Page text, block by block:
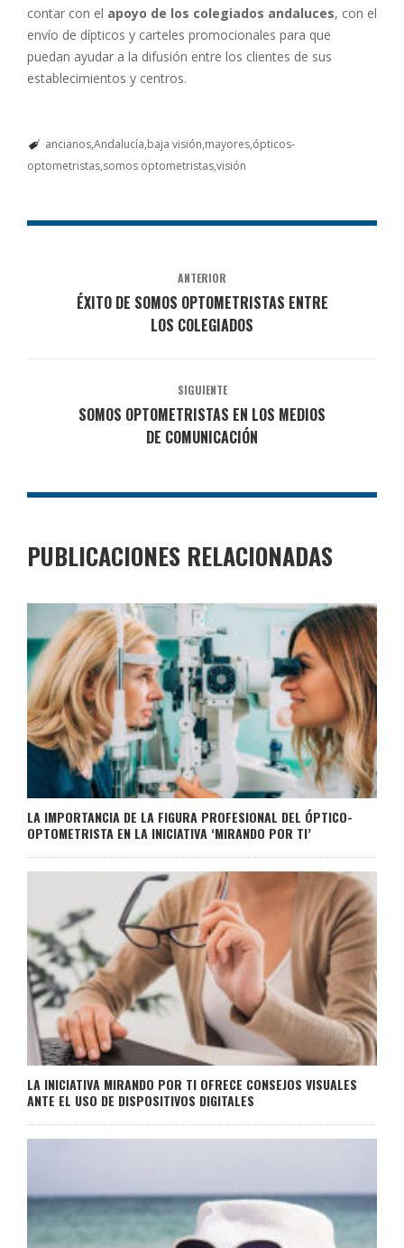
contar con el apoyo de los colegiados andaluces, con el
envío de dípticos y carteles promocionales para que
puedan ayudar a la difusión entre los clientes de sus
establecimientos y centros.
ancianosAndalucía baja visión mayores ópticos-
optometristas somos optometristasvisión
ANTERIOR
ÉXITO DE SOMOS OPTOMETRISTAS ENTRE
LOS COLEGIADOS
SIGUIENTE
SOMOS OPTOMETRISTAS EN LOS MEDIOS
DE COMUNICACIÓN
PUBLICACIONES RELACIONADAS
LA IMPORTANCIA DE LA FIGURA PROFESIONAL DEL ÓPTICO-
OPTOMETRISTA EN LA INICIATIVA ‘MIRANDO POR TI’
LA INICIATIVA MIRANDO POR TI OFRECE CONSEJOS VISUALES
ANTE EL USO DE DISPOSITIVOS DIGITALES